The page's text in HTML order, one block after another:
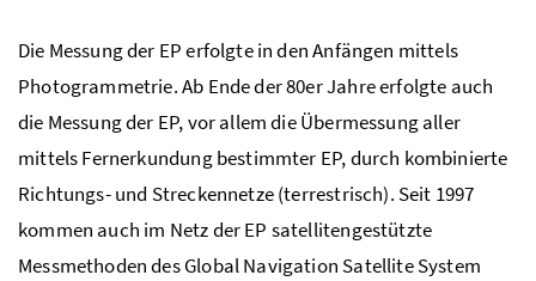
Die Messung der EP erfolgte in den Anfängen mittels
Photogrammetrie. Ab Ende der 80er Jahre erfolgte auch
die Messung der EP, vor allem die Übermessung aller
mittels Fernerkundung bestimmter EP, durch kombinierte
Richtungs- und Streckennetze (terrestrisch). Seit 1997
kommen auch im Netz der EP satellitengestützte
Messmethoden des Global Navigation Satellite System